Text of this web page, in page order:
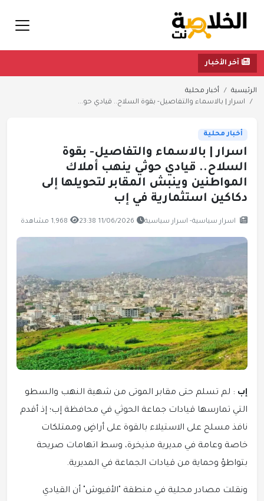
آخر الأخبار
الرئيسية
أخبار محلية
اسرار | بالاسماء والتفاصيل- بقوة السلاح.. قيادي حو...
أخبار محلية
اسرار | بالاسماء والتفاصيل- بقوة
السلاح.. قيادي حوثي ينهب أملاك
المواطنين وينبش المقابر لتحويلها إلى
دكاكين استثمارية في إب
اسرار سياسية- اسرار سياسية 11/06/2026 23:38 1,968 مشاهدة
إب : لم تسلم حتى مقابر الموتى من شهية النهب والسطو
التي تمارسها قيادات جماعة الحوثي في محافظة إب؛ إذ أقدم
نافذ مسلح على الاستيلاء بالقوة على أراضٍ وممتلكات
خاصة وعامة في مديرية مذيخرة، وسط اتهامات صريحة
بتواطؤ وحماية من قيادات الجماعة في المديرية.
ونقلت مصادر محلية في منطقة "الأفيوش" أن القيادي